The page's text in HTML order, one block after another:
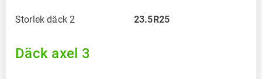
Storlek däck 2 23.5R25
Däck axel 3